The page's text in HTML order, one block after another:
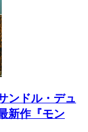
ンドル・デュ
新作『モン